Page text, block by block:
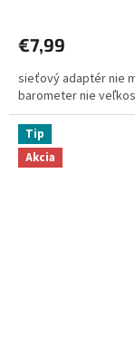
€7,99
sieťový adaptér nie
barometer nie
Tip
Akcia